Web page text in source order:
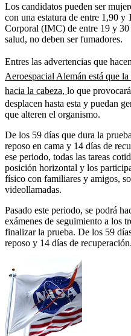
Los candidatos pueden ser
con una estatura de entre 1,90
Corporal (IMC) de entre 19 y 30
salud, no deben ser fumadores.
Entres las advertencias que hacen
Aeroespacial Alemán está que
hacia la cabeza, lo que
desplacen hasta esta y puedan
que alteren el organismo.
De los 59 días que dura la
reposo en cama y 14 días de
ese periodo, todas las tareas
posición horizontal y los
físico con familiares y amigos,
videollamadas.
Pasado este periodo, se podrá
exámenes de seguimiento a los
finalizar la prueba. De los 59
reposo y 14 días de recuperación.